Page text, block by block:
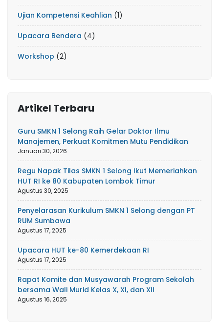
Ujian Kompetensi Keahlian (1)
Upacara Bendera (4)
Workshop (2)
Artikel Terbaru
Guru SMKN 1 Selong Raih Gelar Doktor Ilmu
Manajemen, Perkuat Komitmen Mutu Pendidikan
Januari 30, 2026
Regu Napak Tilas SMKN 1 Selong Ikut Memeriahkan
HUT RI ke 80 Kabupaten Lombok Timur
Agustus 30, 2025
Penyelarasan Kurikulum SMKN 1 Selong dengan PT
RUM Sumbawa
Agustus 17, 2025
Upacara HUT ke-80 Kemerdekaan RI
Agustus 17, 2025
Rapat Komite dan Musyawarah Program Sekolah
bersama Wali Murid Kelas X, XI, dan XII
Agustus 16, 2025